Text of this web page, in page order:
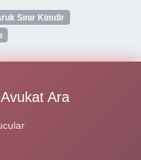
Sınır Kimdir
Ara